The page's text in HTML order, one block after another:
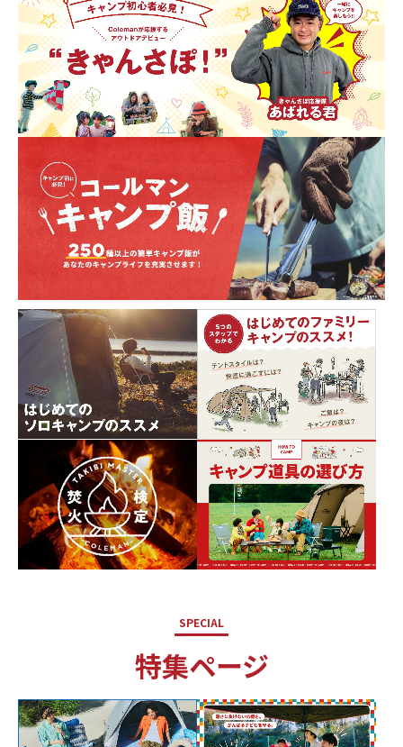
SPECIAL
特集ページ